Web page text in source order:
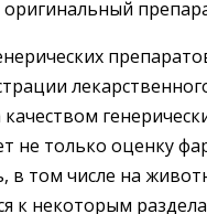
оригинальный
не только оценку
в том числе на
к некоторым